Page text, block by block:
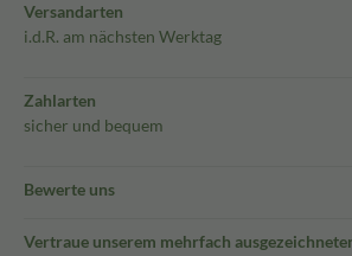
Versandarten
i.d.R. am nächsten Werktag
Zahlarten
sicher und bequem
Bewerte uns
Vertraue unserem mehrfach